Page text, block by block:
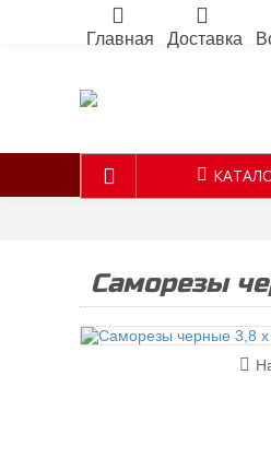
Главная Доставка
Саморезы